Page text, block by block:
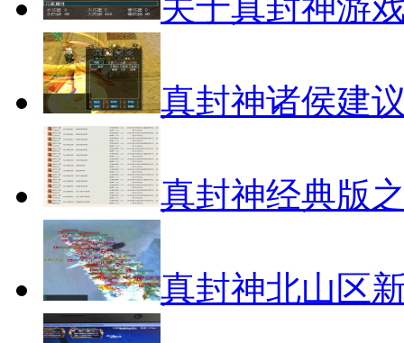
真封神诸侯建
真封神经典版
真封神北山区